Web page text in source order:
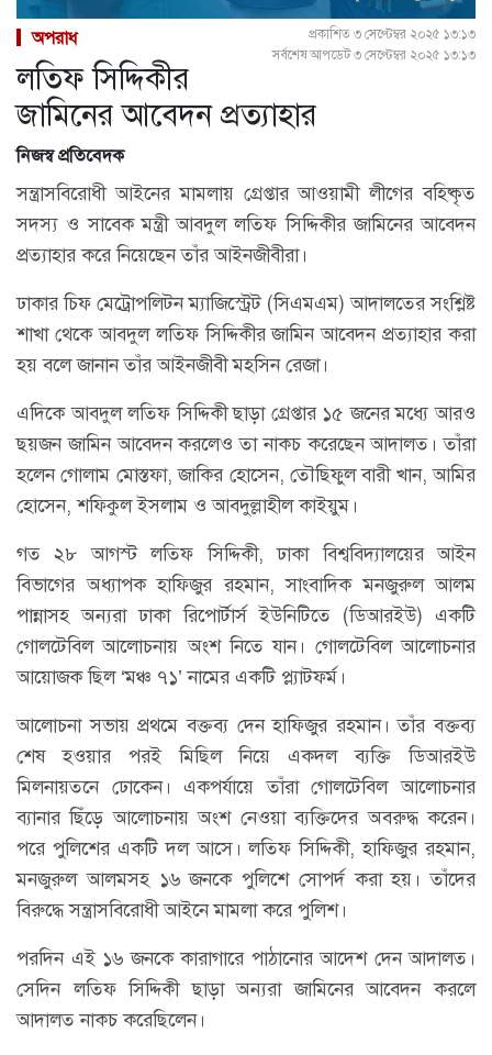
অপরাধ
প্রকাশিত ৩ সেপ্টেম্বর ২০২৫ ১৩:১৩
সর্বশেষ আপডেট ৩ সেপ্টেম্বর ২০২৫ ১৩:১৩
লতিফ সিদ্দিকীর
জামিনের আবেদন প্রত্যাহার
নিজস্ব প্রতিবেদক
সন্ত্রাসবিরোধী আইনের মামলায় গ্রেপ্তার আওয়ামী লীগের বহিষ্কৃত
সদস্য ও সাবেক মন্ত্রী আবদুল লতিফ সিদ্দিকীর জামিনের আবেদন
প্রত্যাহার করে নিয়েছেন তাঁর আইনজীবীরা।
ঢাকার চিফ মেট্রোপলিটন ম্যাজিস্ট্রেট (সিএমএম) আদালতের সংশ্লিষ্ট
শাখা থেকে আবদুল লতিফ সিদ্দিকীর জামিন আবেদন প্রত্যাহার করা
হয় বলে জানান তাঁর আইনজীবী মহসিন রেজা।
এদিকে আবদুল লতিফ সিদ্দিকী ছাড়া গ্রেপ্তার ১৫ জনের মধ্যে আরও
ছয়জন জামিন আবেদন করলেও তা নাকচ করেছেন আদালত। তাঁরা
হলেন গোলাম মোস্তফা, জাকির হোসেন, তৌছিফুল বারী খান, আমির
হোসেন, শফিকুল ইসলাম ও আবদুল্লাহীল কাইয়ুম।
গত ২৮ আগস্ট লতিফ সিদ্দিকী, ঢাকা বিশ্ববিদ্যালয়ের আইন
বিভাগের অধ্যাপক হাফিজুর রহমান, সাংবাদিক মনজুরুল আলম
পান্নাসহ অন্যরা ঢাকা রিপোর্টার্স ইউনিটিতে (ডিআরইউ) একটি
গোলটেবিল আলোচনায় অংশ নিতে যান। গোলটেবিল আলোচনার
আয়োজক ছিল ‘মঞ্চ ৭১’ নামের একটি প্ল্যাটফর্ম।
আলোচনা সভায় প্রথমে বক্তব্য দেন হাফিজুর রহমান। তাঁর বক্তব্য
শেষ হওয়ার পরই মিছিল নিয়ে একদল ব্যক্তি ডিআরইউ
মিলনায়তনে ঢোকেন। একপর্যায়ে তাঁরা গোলটেবিল আলোচনার
ব্যানার ছিঁড়ে আলোচনায় অংশ নেওয়া ব্যক্তিদের অবরুদ্ধ করেন।
পরে পুলিশের একটি দল আসে। লতিফ সিদ্দিকী, হাফিজুর রহমান,
মনজুরুল আলমসহ ১৬ জনকে পুলিশে সোপর্দ করা হয়। তাঁদের
বিরুদ্ধে সন্ত্রাসবিরোধী আইনে মামলা করে পুলিশ।
পরদিন এই ১৬ জনকে কারাগারে পাঠানোর আদেশ দেন আদালত।
সেদিন লতিফ সিদ্দিকী ছাড়া অন্যরা জামিনের আবেদন করলে
আদালত নাকচ করেছিলেন।